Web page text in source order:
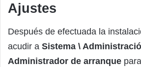
Ajustes
Después de efectuada la
acudir a Sistema \
Administrador de arranque